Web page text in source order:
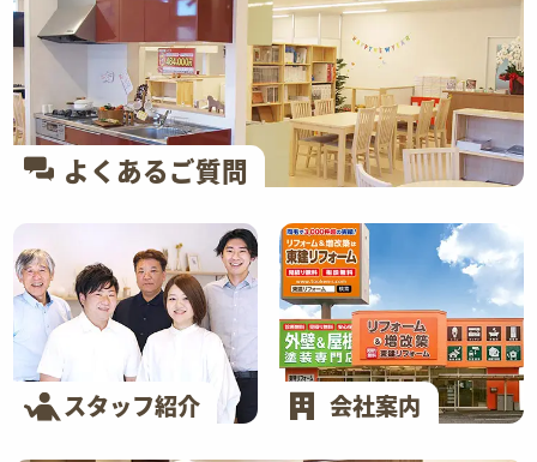
よくあるご質問
スタッフ紹介 会社案内